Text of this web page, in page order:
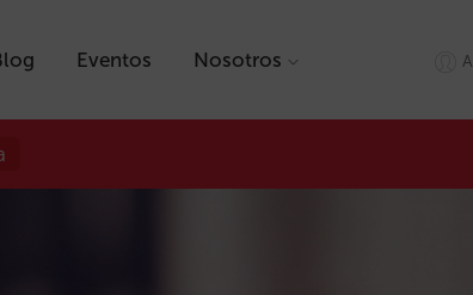
Eventos Nosotros